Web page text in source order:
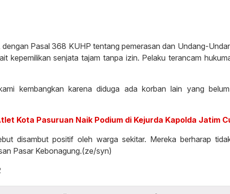
Pasal 368 KUHP tentang pemerasan dan Undang-
kepemilikan senjata tajam tanpa izin. Pelaku terancam
kembangkan karena diduga ada korban lain yang
Kota Pasuruan Naik Podium di Kejurda Kapolda Jatim
disambut positif oleh warga sekitar. Mereka berharap
Pasar Kebonagung.(ze/syn)